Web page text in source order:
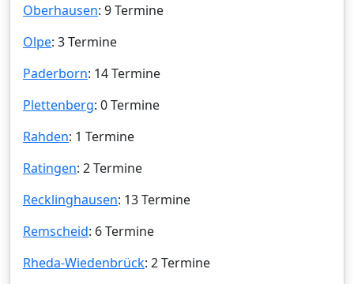
Oberhausen: 9 Termine
Olpe: 3 Termine
Paderborn: 14 Termine
Plettenberg: 0 Termine
Rahden: 1 Termine
Ratingen: 2 Termine
Recklinghausen: 13 Termine
Remscheid: 6 Termine
Rheda-Wiedenbrück: 2 Termine